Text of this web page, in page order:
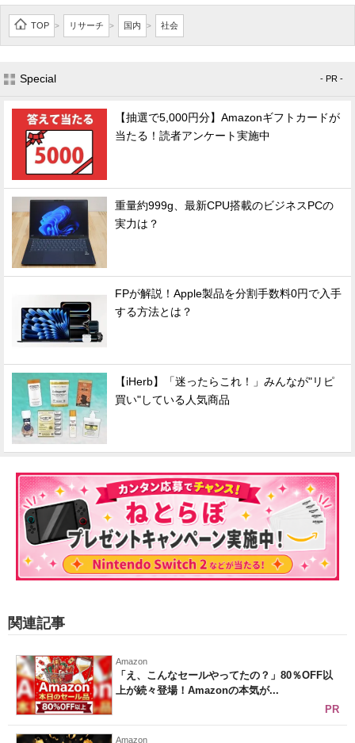
TOP > リサーチ > 国内 > 社会
Special - PR -
【抽選で5,000円分】Amazonギフトカードが
当たる！読者アンケート実施中
重量約999g、最新CPU搭載のビジネスPCの
実力は？
FPが解説！Apple製品を分割手数料0円で入手
する方法とは？
【iHerb】「迷ったらこれ！」みんなが"リピ
買い"している人気商品
関連記事
Amazon
「え、こんなセールやってたの？」80％OFF以
上が続々登場！Amazonの本気が...
PR
Amazon